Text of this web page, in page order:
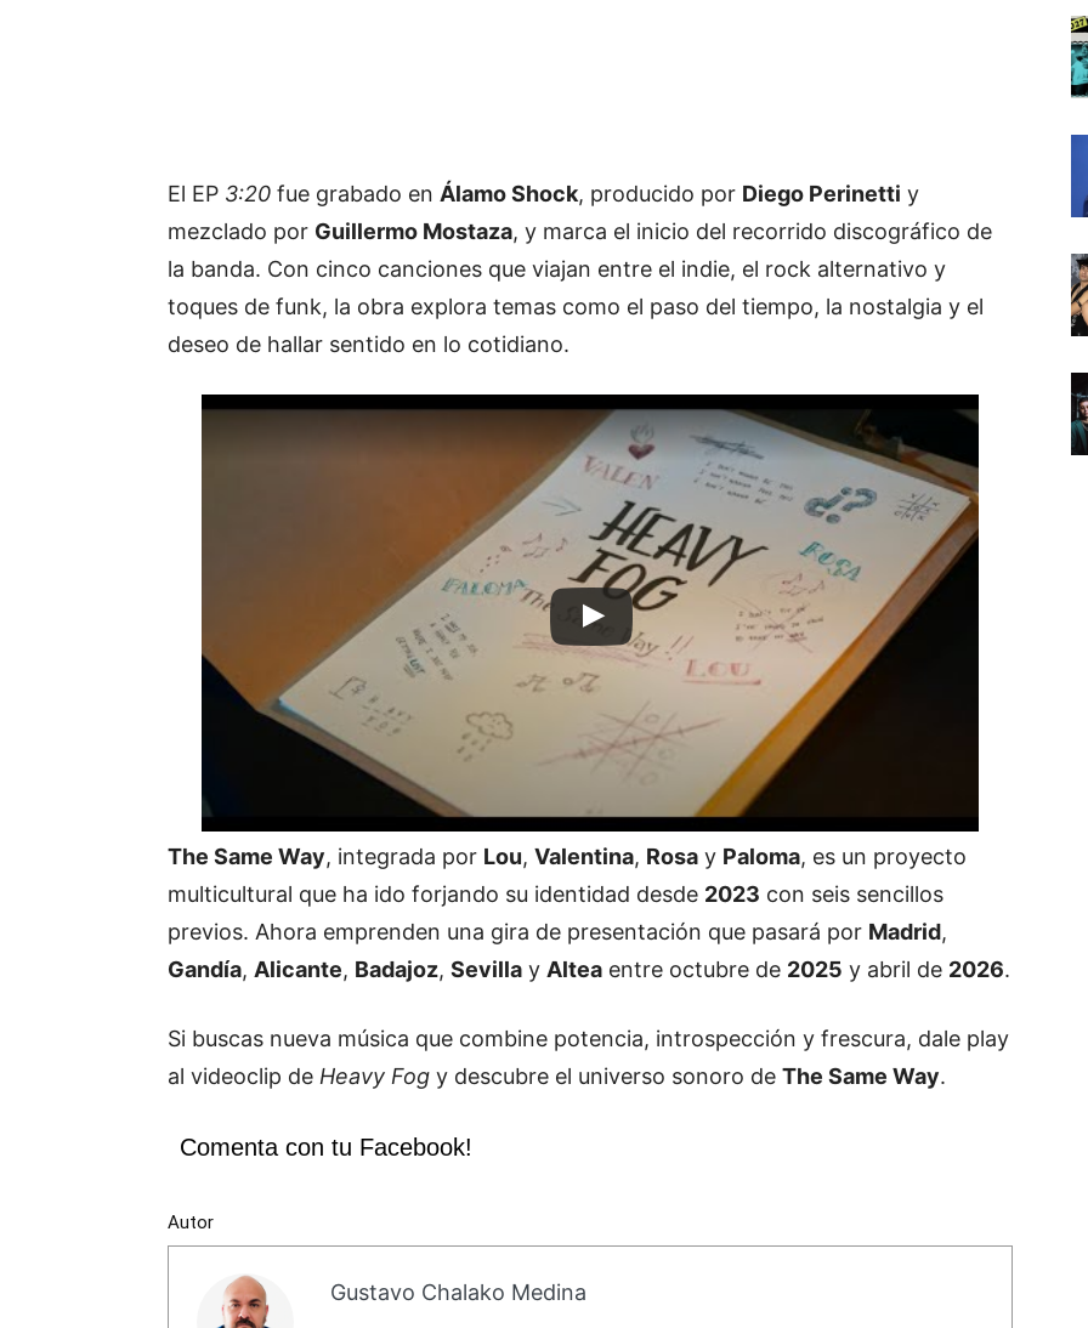
El EP 3:20 fue grabado en Álamo Shock, producido por Diego Perinetti y
mezclado por Guillermo Mostaza, y marca el inicio del recorrido discográfico de
la banda. Con cinco canciones que viajan entre el indie, el rock alternativo y
toques de funk, la obra explora temas como el paso del tiempo, la nostalgia y el
deseo de hallar sentido en lo cotidiano.
The Same Way, integrada por Lou, Valentina, Rosa y Paloma, es un proyecto
multicultural que ha ido forjando su identidad desde 2023 con seis sencillos
previos. Ahora emprenden una gira de presentación que pasará por Madrid,
Gandía, Alicante, Badajoz, Sevilla y Altea entre octubre de 2025 y abril de 2026.
Si buscas nueva música que combine potencia, introspección y frescura, dale play
al videoclip de Heavy Fog y descubre el universo sonoro de The Same Way.
Comenta con tu Facebook!
Autor
Gustavo Chalako Medina